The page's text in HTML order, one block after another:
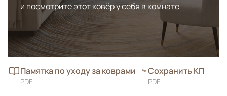
и посмотрите этот ковёр у себя в комнате
Памятка по уходу за коврами
PDF
Сохранить КП
PDF